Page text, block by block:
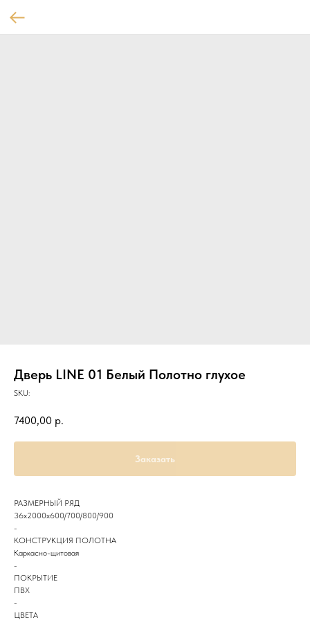
Дверь LINE 01 Белый Полотно глухое
SKU:
7400,00 р.
Заказать
РАЗМЕРНЫЙ РЯД
36х2000х600/700/800/900
-
КОНСТРУКЦИЯ ПОЛОТНА
Каркасно-щитовая
-
ПОКРЫТИЕ
ПВХ
-
ЦВЕТА